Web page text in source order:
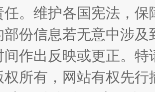
贴”乱象丛生
任。维护各国宪法，
部份信息若无意中涉
间作出反映或更正。
权所有，网站有权先